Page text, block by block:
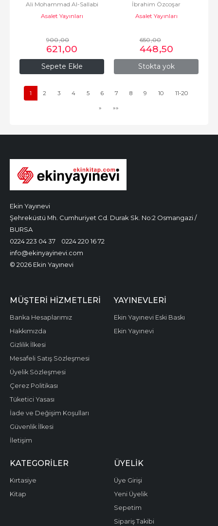
Sepete Ekle
Ali Mohammad Al-Sallabi
Asalet Yayınları
900,00
621,00
Stokta yok
İbrahim Özcoşar
Asalet Yayınları
650,00
448,50
1 2 3 4 5 6 7 8 9 10 11-20
» »»
Ekin Yayınevi
Şehreküstü Mh. Cumhuriyet Cd. Durak Sk. No:2 Osmangazi /
BURSA
0224 223 04 37
0224 220 16 72
info@ekinyayinevi.com
© 2026 Ekin Yayınevi
MÜŞTERI HIZMETLERI
Banka Hesaplarımız
Hakkımızda
Gizlilik İlkesi
Mesafeli Satış Sözleşmesi
Üyelik Sözleşmesi
Çerez Politikası
Tüketici Yasası
İade ve Değişim Koşulları
Güvenlik İlkesi
İletişim
YAYINEVLERI
Ekin Yayınevi Eski Baskı
Ekin Yayınevi
KATEGORILER
Kırtasiye
Kitap
ÜYELIK
Üye Girişi
Yeni Üyelik
Sepetim
Sipariş Takibi